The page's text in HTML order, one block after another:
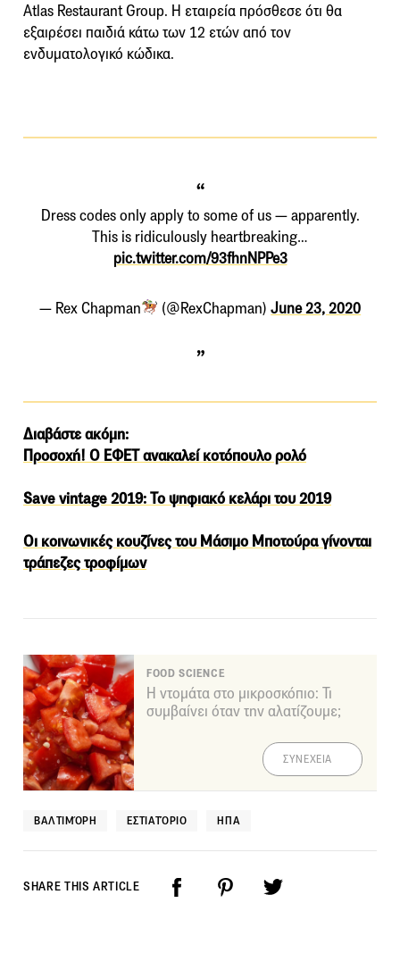
Atlas Restaurant Group. Η εταιρεία πρόσθεσε ότι θα
εξαιρέσει παιδιά κάτω των 12 ετών από τον
ενδυματολογικό κώδικα.
Dress codes only apply to some of us — apparently.
This is ridiculously heartbreaking…
pic.twitter.com/93fhnNPPe3
— Rex Chapman (@RexChapman)June 23, 2020
Διαβάστε ακόμη:
Προσοχή! Ο ΕΦΕΤ ανακαλεί κοτόπουλο ρολό
Save vintage 2019: Το ψηφιακό κελάρι του 2019
Οι κοινωνικές κουζίνες του Μάσιμο Μποτούρα γίνονται
τράπεζες τροφίμων
FOOD SCIENCE
Η ντομάτα στο μικροσκόπιο: Τι
συμβαίνει όταν την αλατίζουμε;
ΣΥΝΕΧΕΙΑ
ΒΑΛΤΙΜΌΡΗ ΕΣΤΙΑΤΌΡΙΟ ΗΠΑ
SHARE THIS ARTICLE